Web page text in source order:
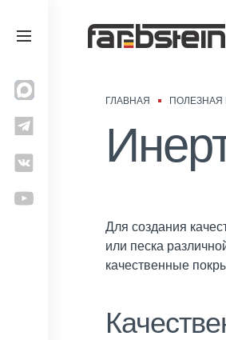
ГЛАВНАЯ
Для создания
или песка
качественные